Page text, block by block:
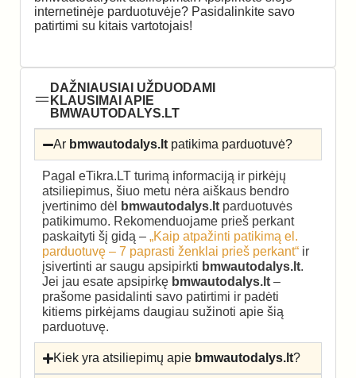
internetinėje parduotuvėje? Pasidalinkite savo
patirtimi su kitais vartotojais!
DAŽNIAUSIAI UŽDUODAMI
KLAUSIMAI APIE
BMWAUTODALYS.LT
Ar bmwautodalys.lt patikima parduotuvė?
Pagal eTikra.LT turimą informaciją ir pirkėjų
atsiliepimus, šiuo metu nėra aiškaus bendro
įvertinimo dėl
bmwautodalys.lt parduotuvės
patikimumo. Rekomenduojame prieš perkant
paskaityti šį gidą – „Kaip atpažinti patikimą el.
parduotuvę – 7 paprasti ženklai prieš perkant“ ir
įsivertinti ar saugu apsipirkti bmwautodalys.lt.
Jei jau esate apsipirkę bmwautodalys.lt –
prašome pasidalinti savo patirtimi ir padėti
kitiems pirkėjams daugiau sužinoti apie šią
parduotuvę.
Kiek yra atsiliepimų apie bmwautodalys.lt?